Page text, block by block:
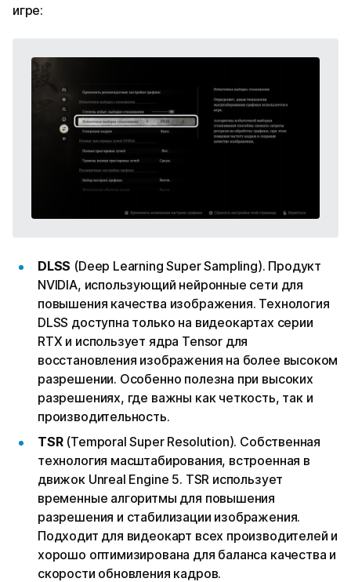
игре:
DLSS (Deep Learning Super Sampling). Продукт
NVIDIA, использующий нейронные сети для
повышения качества изображения. Технология
DLSS доступна только на видеокартах серии
RTX и использует ядра Tensor для
восстановления изображения на более высоком
разрешении. Особенно полезна при высоких
разрешениях, где важны как четкость, так и
производительность.
TSR (Temporal Super Resolution). Собственная
технология масштабирования, встроенная в
движок Unreal Engine 5. TSR использует
временные алгоритмы для повышения
разрешения и стабилизации изображения.
Подходит для видеокарт всех производителей и
хорошо оптимизирована для баланса качества и
скорости обновления кадров.